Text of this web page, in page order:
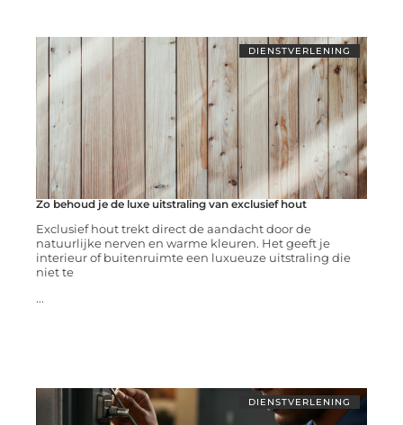
DIENSTVERLENING
Zo behoud je de luxe uitstraling van exclusief hout
Exclusief hout trekt direct de aandacht door de
natuurlijke nerven en warme kleuren. Het geeft je
interieur of buitenruimte een luxueuze uitstraling die
niet te
...
DIENSTVERLENING